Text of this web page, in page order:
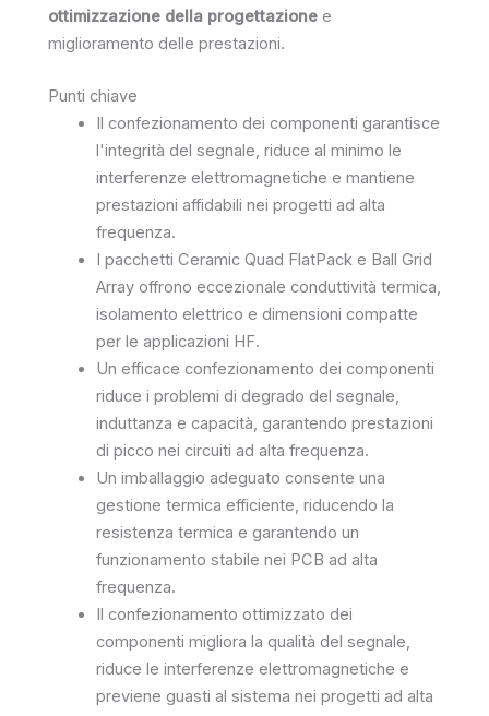
ottimizzazione della progettazione e
miglioramento delle prestazioni.
Punti chiave
Il confezionamento dei componenti garantisce
l'integrità del segnale, riduce al minimo le
interferenze elettromagnetiche e mantiene
prestazioni affidabili nei progetti ad alta
frequenza.
I pacchetti Ceramic Quad FlatPack e Ball Grid
Array offrono eccezionale conduttività termica,
isolamento elettrico e dimensioni compatte
per le applicazioni HF.
Un efficace confezionamento dei componenti
riduce i problemi di degrado del segnale,
induttanza e capacità, garantendo prestazioni
di picco nei circuiti ad alta frequenza.
Un imballaggio adeguato consente una
gestione termica efficiente, riducendo la
resistenza termica e garantendo un
funzionamento stabile nei PCB ad alta
frequenza.
Il confezionamento ottimizzato dei
componenti migliora la qualità del segnale,
riduce le interferenze elettromagnetiche e
previene guasti al sistema nei progetti ad alta